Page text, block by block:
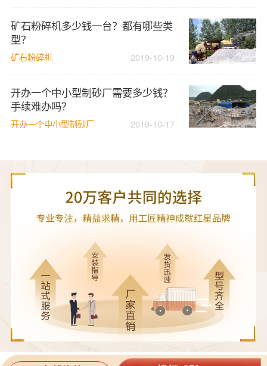
矿石粉碎机多少钱一台？都有哪些类
型？
矿石粉碎机 2019-10-19
开办一个中小型制砂厂需要多少钱？
手续难办吗？
开办一个中小型制砂厂 2019-10-17